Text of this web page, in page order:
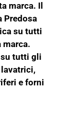
marca. Il
Predosa
su tutti
su tutti gli
e forni